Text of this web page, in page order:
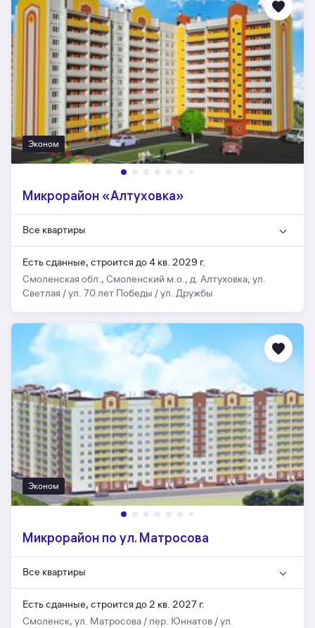
Эконом
Микрорайон «Алтуховка»
Все квартиры
Есть сданные, строится до 4 кв. 2029 г.
Смоленская обл., Смоленский м.о., д. Алтуховка, ул.
Светлая / ул. 70 лет Победы / ул. Дружбы
Эконом
Микрорайон по ул. Матросова
Все квартиры
Есть сданные, строится до 2 кв. 2027 г.
Смоленск, ул. Матросова / пер. Юннатов / ул.